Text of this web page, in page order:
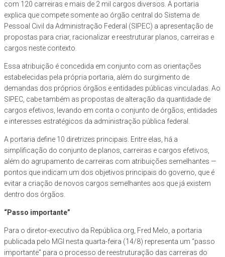
com 120 carreiras e mais de 2 mil cargos diversos. A portaria
explica que compete somente ao órgão central do Sistema de
Pessoal Civil da Administração Federal (SIPEC) a apresentação de
propostas para criar, racionalizar e reestruturar planos, carreiras e
cargos neste contexto.
Essa atribuição é concedida em conjunto com as orientações
estabelecidas pela própria portaria, além do surgimento de
demandas dos próprios órgãos e entidades públicas vinculadas. Ao
SIPEC, cabe também as propostas de alteração da quantidade de
cargos efetivos, levando em conta o conjunto de órgãos, entidades
e interesses estratégicos da administração pública federal.
A portaria define 10 diretrizes principais. Entre elas, há a
simplificação do conjunto de planos, carreiras e cargos efetivos,
além do agrupamento de carreiras com atribuições semelhantes —
pontos que indicam um dos objetivos principais do governo, que é
evitar a criação de novos cargos semelhantes aos que já existem
dentro dos órgãos.
“Passo importante”
Para o diretor-executivo da República.org, Fred Melo, a portaria
publicada pelo MGI nesta quarta-feira (14/8) representa um “passo
importante” para o processo de reestruturação das carreiras do